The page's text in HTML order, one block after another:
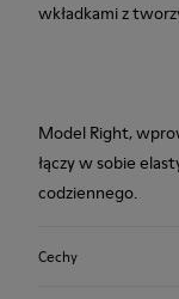
wkładkami z
Model Right,
łączy w sobie
codziennego.
Cechy